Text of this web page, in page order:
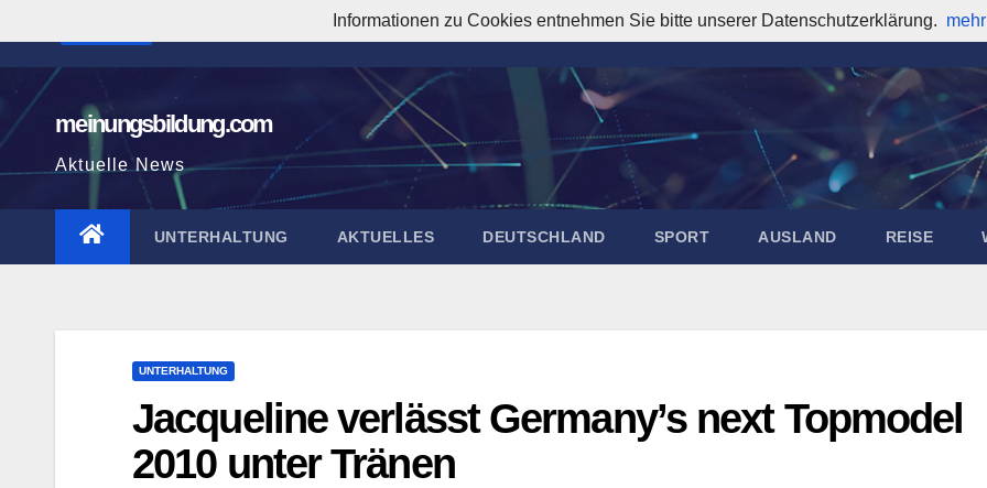
Inhalt
springen
meinungsbildung.com
Aktuelle News
UNTERHALTUNG AKTUELLES DEUTSCHLAND SPORT AUSLAND REISE
UNTERHALTUNG
Jacqueline verlässt Germany’s next Topmodel
2010 unter Tränen
Informationen zu Cookies entnehmen Sie bitte unserer Datenschutzerklärung.